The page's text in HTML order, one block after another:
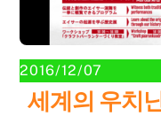
2016/12/07
세계의 우치